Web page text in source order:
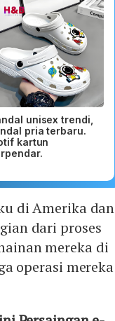
unisex trendi,
pria terbaru.
kartun
di Amerika dan
dari proses
mereka di
operasi mereka